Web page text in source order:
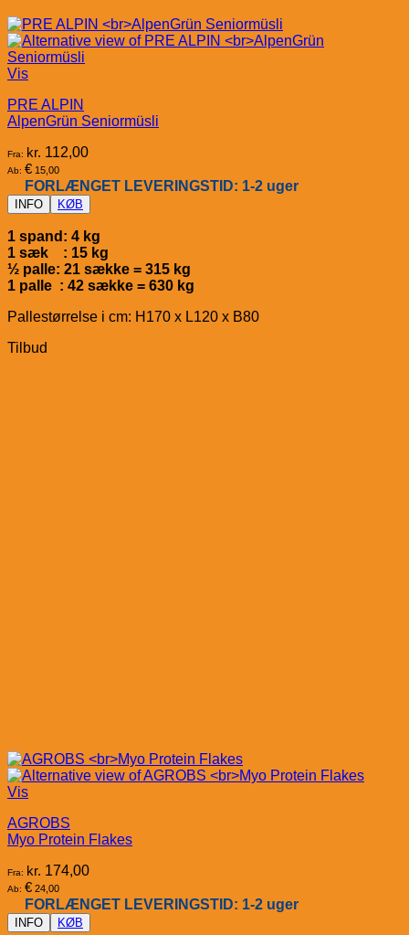
Vis
PRE ALPIN
AlpenGrün Seniormüsli
Fra: kr. 112,00
Ab: € 15,00
FORLÆNGET LEVERINGSTID: 1-2 uger
INFO KØB
1 spand: 4 kg
1 sæk : 15 kg
½ palle: 21 sække = 315 kg
1 palle : 42 sække = 630 kg
Pallestørrelse i cm: H170 x L120 x B80
Tilbud
Vis
AGROBS
Myo Protein Flakes
Fra: kr. 174,00
Ab: € 24,00
FORLÆNGET LEVERINGSTID: 1-2 uger
INFO KØB